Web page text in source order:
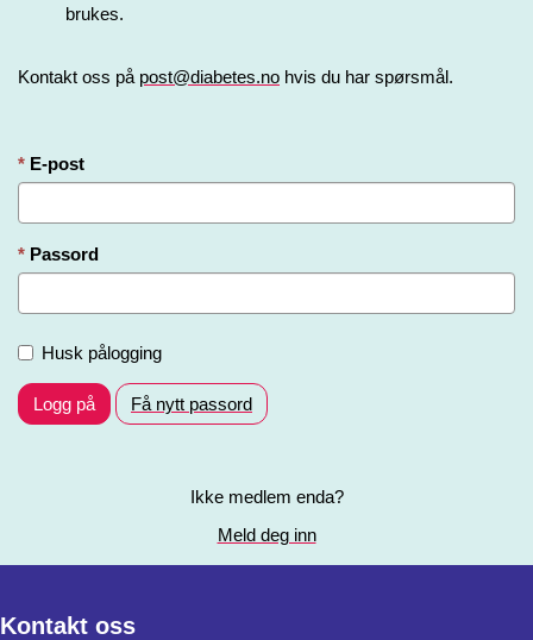
brukes.
Kontakt oss på post@diabetes.no hvis du har spørsmål.
E-post
Passord
Husk pålogging
Logg på Få nytt passord
Ikke medlem enda?
Meld deg inn
Kontakt oss